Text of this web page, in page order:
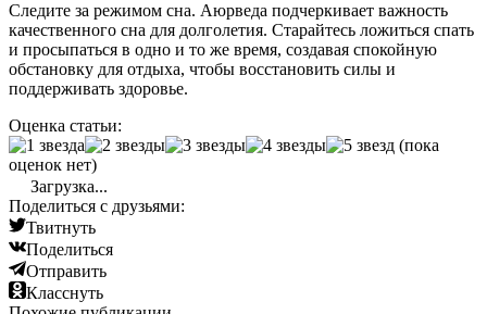
Следите за режимом сна. Аюрведа подчеркивает важность
качественного сна для долголетия. Старайтесь ложиться спать
и просыпаться в одно и то же время, создавая спокойную
обстановку для отдыха, чтобы восстановить силы и
поддерживать здоровье.
Оценка статьи:
(пока
оценок нет)
Загрузка...
Поделиться с друзьями:
Твитнуть
Поделиться
Отправить
Класснуть